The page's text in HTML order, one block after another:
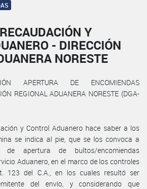
Y
- DIRECCIÓN
NORESTE
APERTURA DE ENCOMIENDAS
REGIONAL ADUANERA NORESTE (DGA-
y Control Aduanero hace saber a los
se indica al pie, que se los convoca a
apertura de bultos/encomiendas
Aduanero, en el marco de los controles
123 del C.A., en los cuales resultó ser
del envío, y considerando que